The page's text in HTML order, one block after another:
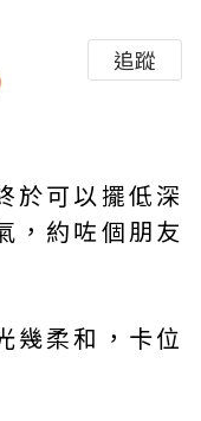
追蹤
於可以擺低深
，約咗個朋友
幾柔和，卡位